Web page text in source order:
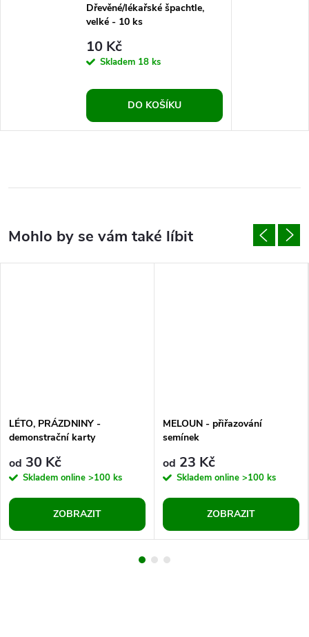
Dřevěné/lékařské špachtle,
velké - 10 ks
10 Kč
Skladem 18 ks
DO KOŠÍKU
LÉTO, PRÁZDNINY -
demonstrační karty
od 30 Kč
Skladem online >100 ks
ZOBRAZIT
MELOUN - přiřazování
semínek
od 23 Kč
Skladem online >100 ks
ZOBRAZIT